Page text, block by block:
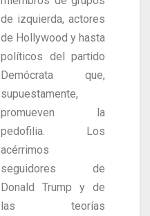
de izquierda, actores
de Hollywood y hasta
políticos del partido
Demócrata que,
supuestamente,
promueven la
pedofilia. Los
acérrimos
seguidores de
Donald Trump y de
las teorías